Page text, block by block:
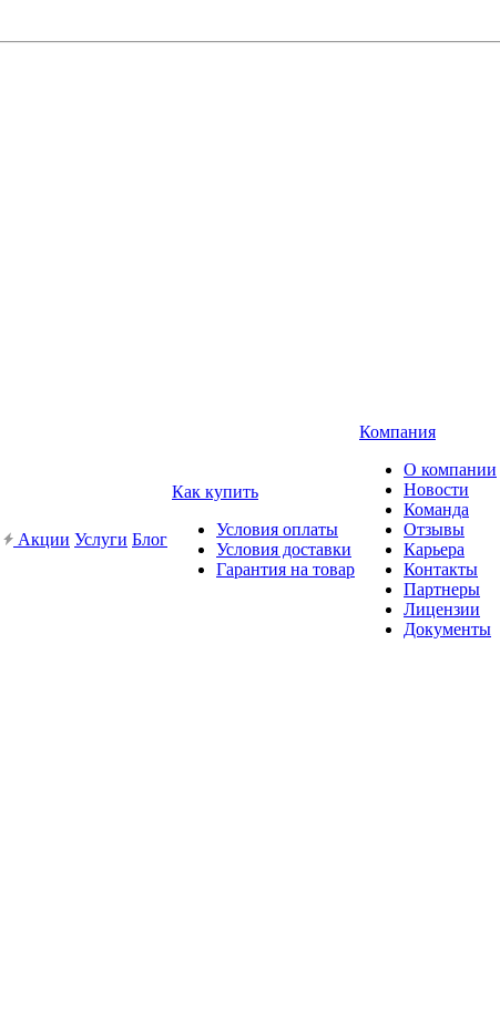
Акции Услуги Блог
Как купить
Условия оплаты
Условия доставки
Гарантия на товар
Компания
О компании
Новости
Команда
Отзывы
Карьера
Контакты
Партнеры
Лицензии
Документы